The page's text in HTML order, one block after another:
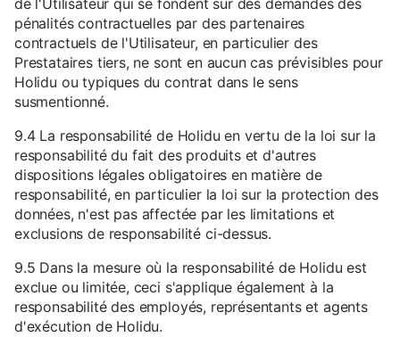
de l'Utilisateur qui se fondent sur des demandes des
pénalités contractuelles par des partenaires
contractuels de l'Utilisateur, en particulier des
Prestataires tiers, ne sont en aucun cas prévisibles pour
Holidu ou typiques du contrat dans le sens
susmentionné.
9.4 La responsabilité de Holidu en vertu de la loi sur la
responsabilité du fait des produits et d'autres
dispositions légales obligatoires en matière de
responsabilité, en particulier la loi sur la protection des
données, n'est pas affectée par les limitations et
exclusions de responsabilité ci-dessus.
9.5 Dans la mesure où la responsabilité de Holidu est
exclue ou limitée, ceci s'applique également à la
responsabilité des employés, représentants et agents
d'exécution de Holidu.